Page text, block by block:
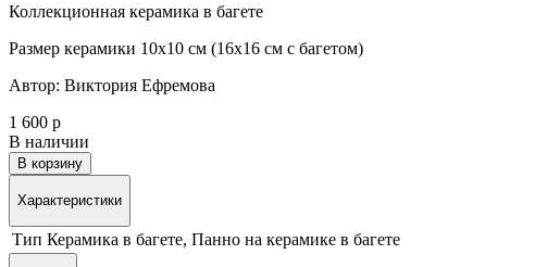
Коллекционная керамика в багете
Размер керамики 10х10 см (16х16 см с багетом)
Автор: Виктория Ефремова
1 600 р
В наличии
В корзину
Характеристики
Тип Керамика в багете, Панно на керамике в багете